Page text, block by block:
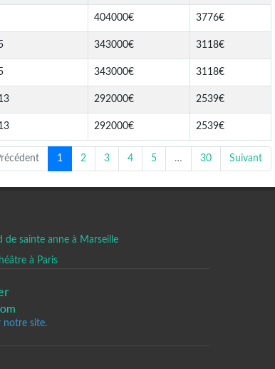
404000€ 3776€
343000€ 3118€
343000€ 3118€
292000€ 2539€
292000€ 2539€
1 2 3 4 5 … 30 Suivant
de sainte anne à Marseille
à Paris
site.